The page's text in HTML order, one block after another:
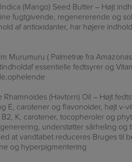
(Mango) Seed Butter – Højt
fugtgivende, regenererende og
af antioxidanter, har højere
Murumuru ( Palmetræ fra
essentielle fedtsyrer og
Rhamnoides (Havtorn) Oil – Højt
E, carotener og flavonoider, højt v-
B2, K, carotener, tocopheroler og
understøtter sårheling og
at vandtabet reduceres Bruges til
og hyperpigmentering